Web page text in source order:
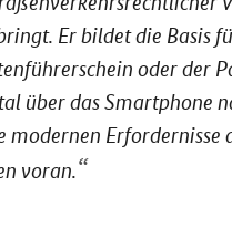
Er bildet die Basis
oder der
über das Smartphone
voran.